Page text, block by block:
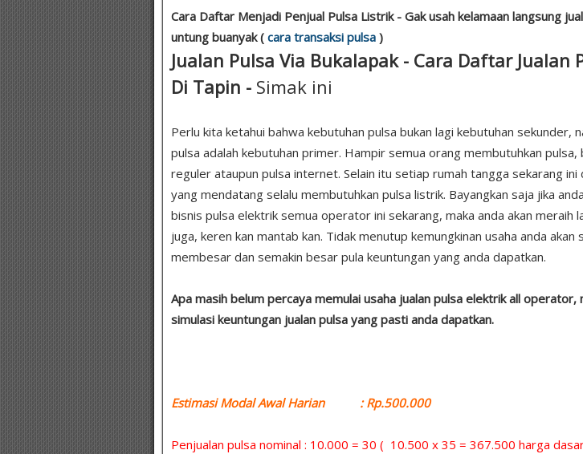
Cara Daftar Menjadi Penjual Pulsa Listrik - Gak usah kelamaan langsung
untung buanyak ( cara transaksi pulsa )
Jualan Pulsa Via Bukalapak - Cara Daftar Jualan
Di Tapin - Simak ini
Perlu kita ketahui bahwa kebutuhan pulsa bukan lagi kebutuhan sekunder,
pulsa adalah kebutuhan primer. Hampir semua orang membutuhkan pulsa,
reguler ataupun pulsa internet. Selain itu setiap rumah tangga sekarang ini
yang mendatang selalu membutuhkan pulsa listrik. Bayangkan saja jika
bisnis pulsa elektrik semua operator ini sekarang, maka anda akan meraih
juga, keren kan mantab kan. Tidak menutup kemungkinan usaha anda akan
membesar dan semakin besar pula keuntungan yang anda dapatkan.
Apa masih belum percaya memulai usaha jualan pulsa elektrik all operator,
simulasi keuntungan jualan pulsa yang pasti anda dapatkan.
Estimasi Modal Awal Harian : Rp.500.000
Penjualan pulsa nominal : 10.000 = 30 ( 10.500 x 35 = 367.500 harga